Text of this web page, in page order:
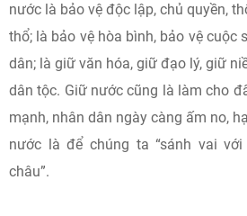
nước là bảo vệ độc lập, chủ quyền,
thổ; là bảo vệ hòa bình, bảo vệ cuộc
dân; là giữ văn hóa, giữ đạo lý, giữ
dân tộc. Giữ nước cũng là làm cho
mạnh, nhân dân ngày càng ấm no,
nước là để chúng ta “sánh vai
châu”.